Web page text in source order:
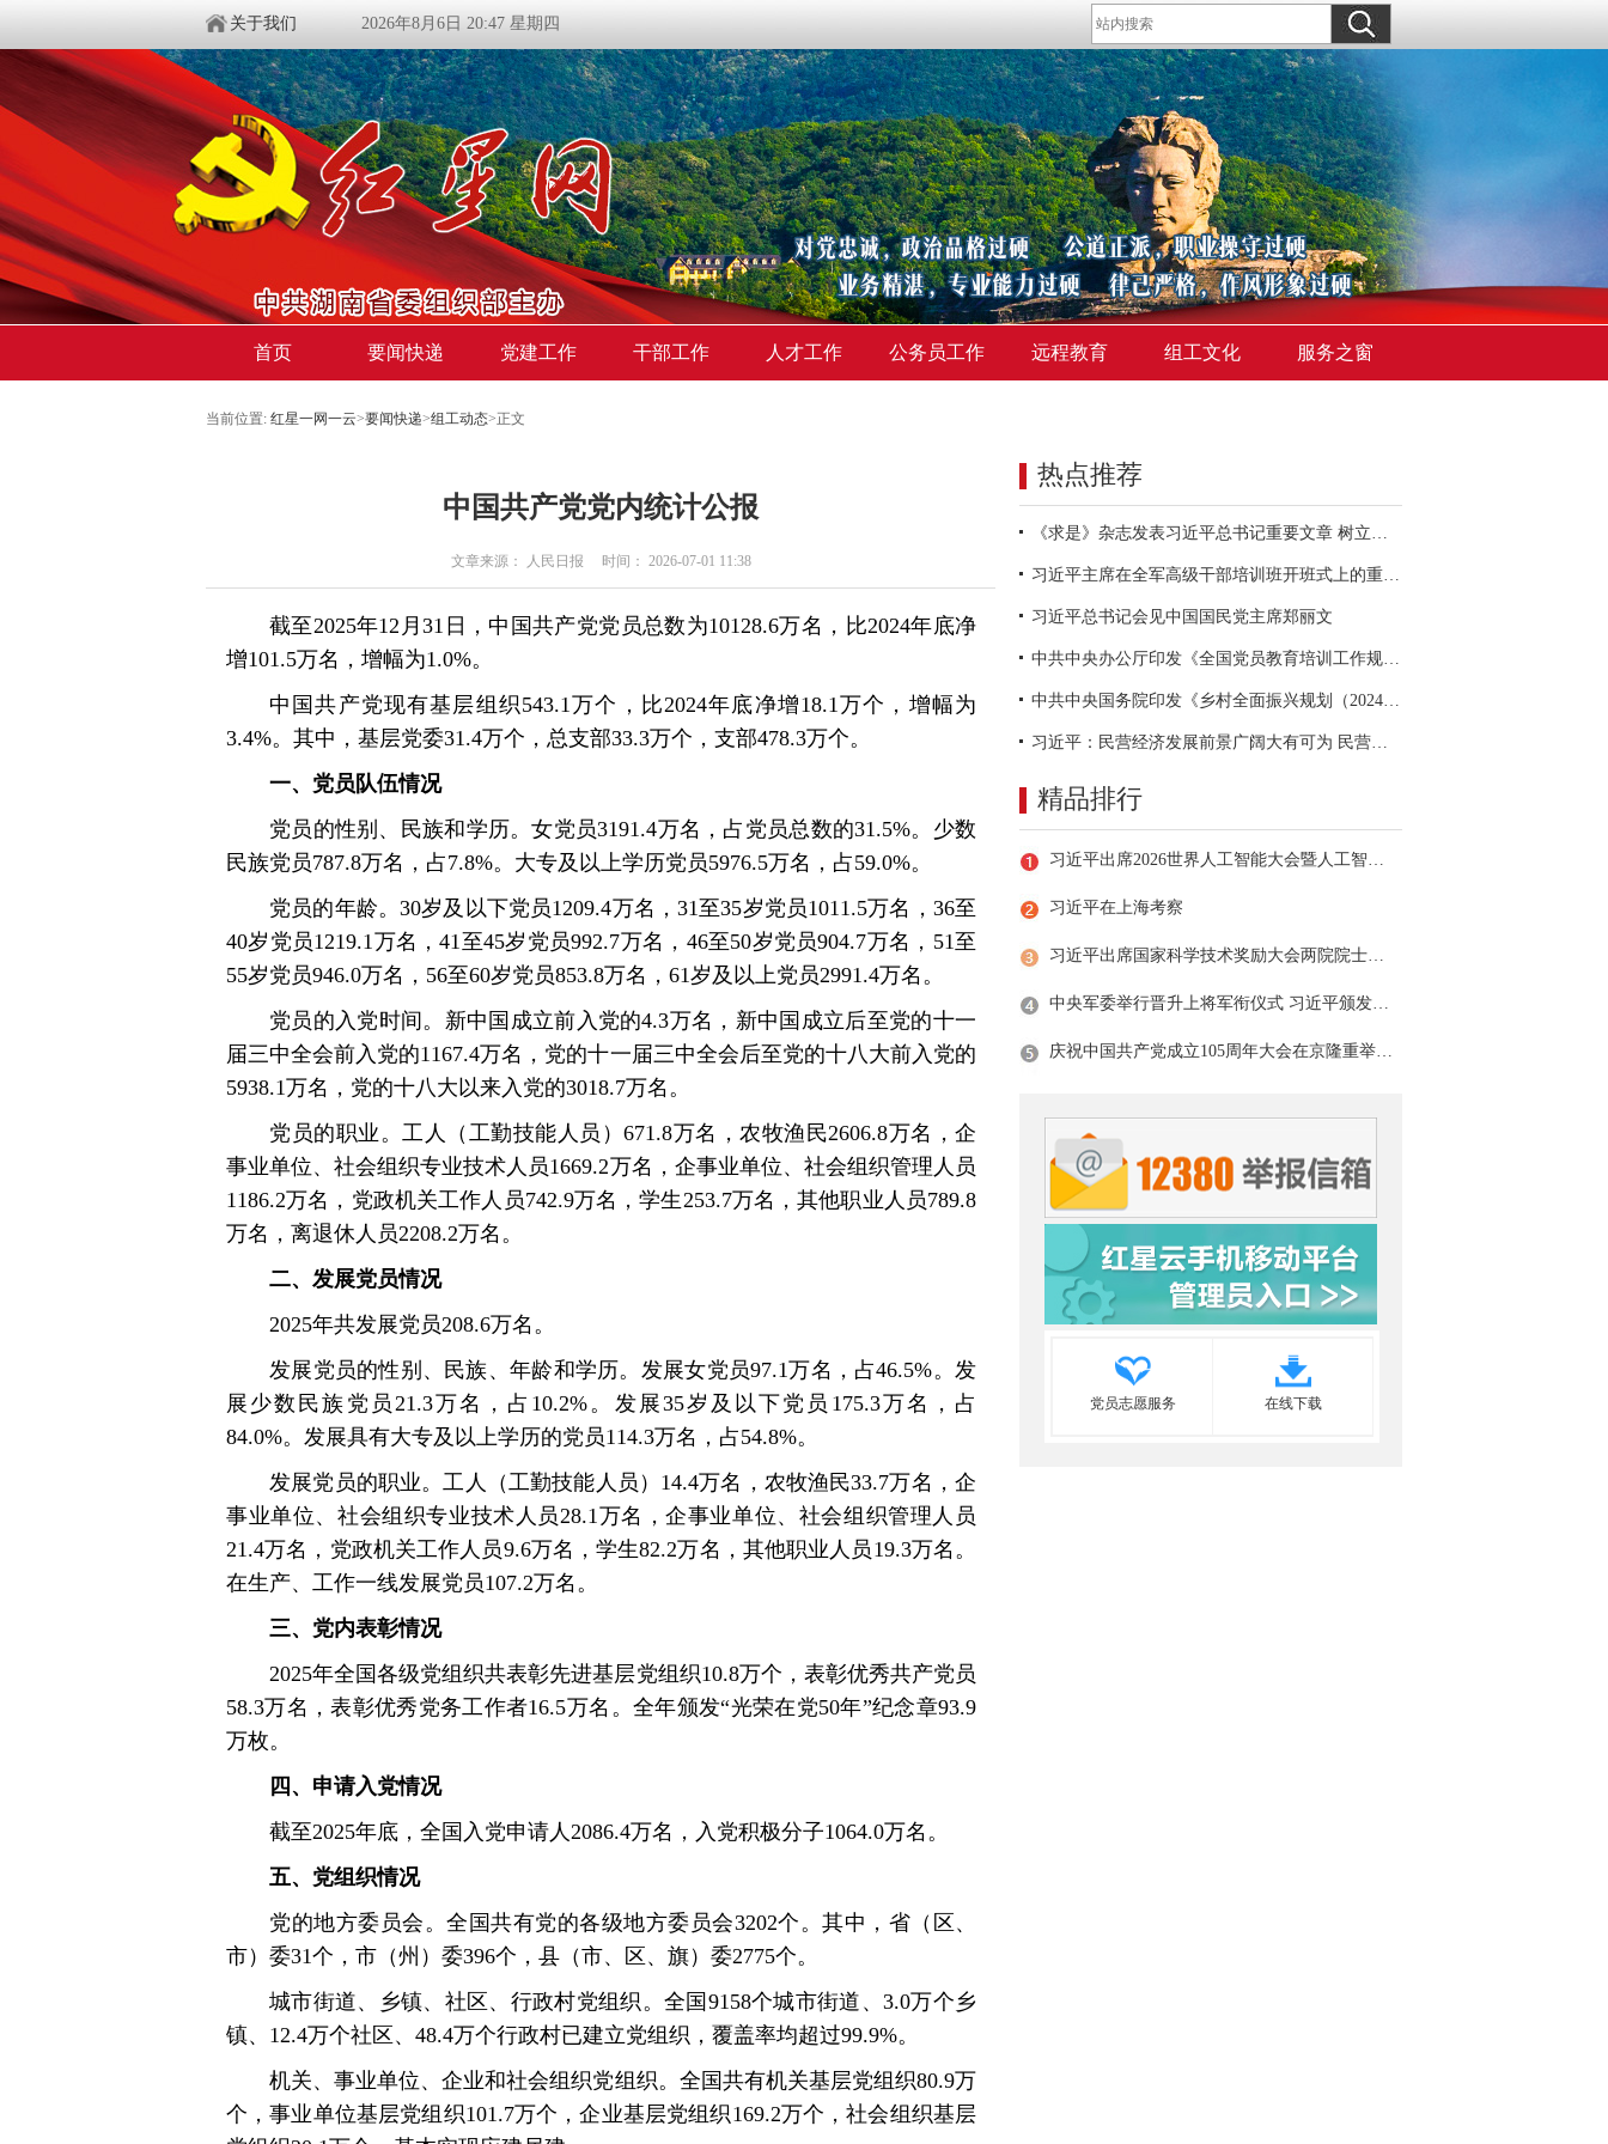
关于我们 2026年8月6日 20:47 星期四
首页 要闻快递 党建工作 干部工作 人才工作 公务员工作 远程教育 组工文化 服务之窗
当前位置: 红星一网一云>要闻快递>组工动态>正文
中国共产党党内统计公报
文章来源： 人民日报 时间： 2026-07-01 11:38
截至2025年12月31日，中国共产党党员总数为10128.6万名，比2024年底净
增101.5万名，增幅为1.0%。
中国共产党现有基层组织543.1万个，比2024年底净增18.1万个，增幅为
3.4%。其中，基层党委31.4万个，总支部33.3万个，支部478.3万个。
一、党员队伍情况
党员的性别、民族和学历。女党员3191.4万名，占党员总数的31.5%。少数
民族党员787.8万名，占7.8%。大专及以上学历党员5976.5万名，占59.0%。
党员的年龄。30岁及以下党员1209.4万名，31至35岁党员1011.5万名，36至
40岁党员1219.1万名，41至45岁党员992.7万名，46至50岁党员904.7万名，51至
55岁党员946.0万名，56至60岁党员853.8万名，61岁及以上党员2991.4万名。
党员的入党时间。新中国成立前入党的4.3万名，新中国成立后至党的十一
届三中全会前入党的1167.4万名，党的十一届三中全会后至党的十八大前入党的
5938.1万名，党的十八大以来入党的3018.7万名。
党员的职业。工人（工勤技能人员）671.8万名，农牧渔民2606.8万名，企
事业单位、社会组织专业技术人员1669.2万名，企事业单位、社会组织管理人员
1186.2万名，党政机关工作人员742.9万名，学生253.7万名，其他职业人员789.8
万名，离退休人员2208.2万名。
二、发展党员情况
2025年共发展党员208.6万名。
发展党员的性别、民族、年龄和学历。发展女党员97.1万名，占46.5%。发
展少数民族党员21.3万名，占10.2%。发展35岁及以下党员175.3万名，占
84.0%。发展具有大专及以上学历的党员114.3万名，占54.8%。
发展党员的职业。工人（工勤技能人员）14.4万名，农牧渔民33.7万名，企
事业单位、社会组织专业技术人员28.1万名，企事业单位、社会组织管理人员
21.4万名，党政机关工作人员9.6万名，学生82.2万名，其他职业人员19.3万名。
在生产、工作一线发展党员107.2万名。
三、党内表彰情况
2025年全国各级党组织共表彰先进基层党组织10.8万个，表彰优秀共产党员
58.3万名，表彰优秀党务工作者16.5万名。全年颁发“光荣在党50年”纪念章93.9
万枚。
四、申请入党情况
截至2025年底，全国入党申请人2086.4万名，入党积极分子1064.0万名。
五、党组织情况
党的地方委员会。全国共有党的各级地方委员会3202个。其中，省（区、
市）委31个，市（州）委396个，县（市、区、旗）委2775个。
城市街道、乡镇、社区、行政村党组织。全国9158个城市街道、3.0万个乡
镇、12.4万个社区、48.4万个行政村已建立党组织，覆盖率均超过99.9%。
机关、事业单位、企业和社会组织党组织。全国共有机关基层党组织80.9万
个，事业单位基层党组织101.7万个，企业基层党组织169.2万个，社会组织基层
热点推荐
《求是》杂志发表习近平总书记重要文章 树立和践行正确政绩观
习近平主席在全军高级干部培训班开班式上的重要讲话引领全军开展思想整风、深化政治整训
习近平总书记会见中国国民党主席郑丽文
中共中央办公厅印发《全国党员教育培训工作规划（2024－2028年）》
中共中央国务院印发《乡村全面振兴规划（2024—2027年）》
习近平：民营经济发展前景广阔大有可为 民营企业和民营企业家大显身手正当其时
精品排行
习近平出席2026世界人工智能大会暨人工智能全球治理高级别会议开幕式并发表主旨讲话
习近平在上海考察
习近平出席国家科学技术奖励大会两院院士大会中国科协第十一次全国代表大会并发表重要讲话
中央军委举行晋升上将军衔仪式 习近平颁发命令状并向晋衔的军官表示祝贺
庆祝中国共产党成立105周年大会在京隆重举行 习近平发表重要讲话
党员志愿服务 在线下载